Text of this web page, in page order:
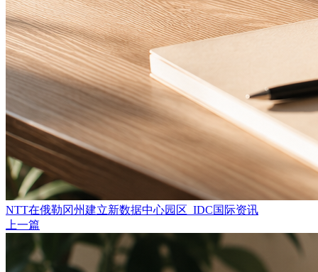
NTT在俄勒冈州建立新数据中心园区_IDC国际资讯
上一篇